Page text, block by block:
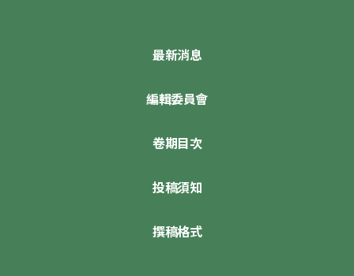
最新消息
編輯委員會
卷期目次
投稿須知
撰稿格式